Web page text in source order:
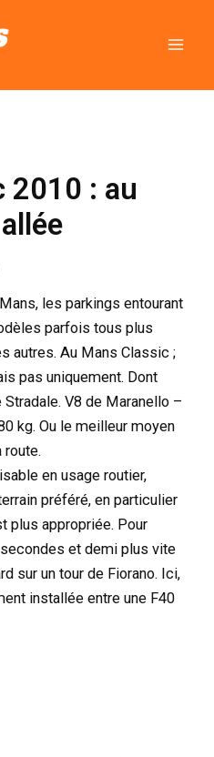
2010 : au
les parkings entourant
parfois tous plus
autres. Au Mans Classic ;
pas uniquement. Dont
V8 de Maranello –
kg. Ou le meilleur moyen
route.
en usage routier,
préféré, en particulier
plus appropriée. Pour
secondes et demi plus vite
sur un tour de Fiorano. Ici,
installée entre une F40